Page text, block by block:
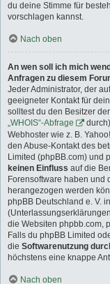
du deine Stimme für
vorschlagen kannst.
Nach oben
An wen soll ich mich
Anfragen zu diesem
Jeder Administrator, der
geeigneter Kontakt für
solltest du den Besitzer
„WHOIS“-Abfrage
Webhoster wie z. B.
den Abuse-Kontakt des
Limited (phpBB.com) und
keinen Einfluss auf die
Forensoftware haben und
herangezogen werden
phpBB Deutschland e. V.
die Websiten phpbb.com,
Falls du phpBB Limited
die Softwarenutzung
höchstens eine knappe
Nach oben